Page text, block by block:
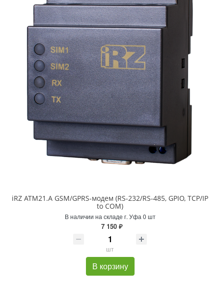
iRZ ATM21.A GSM/GPRS-модем (RS-232/RS-485, GPIO, TCP/IP
to COM)
В наличии на складе г. Уфа 0 шт
7 150 ₽
шт
В корзину